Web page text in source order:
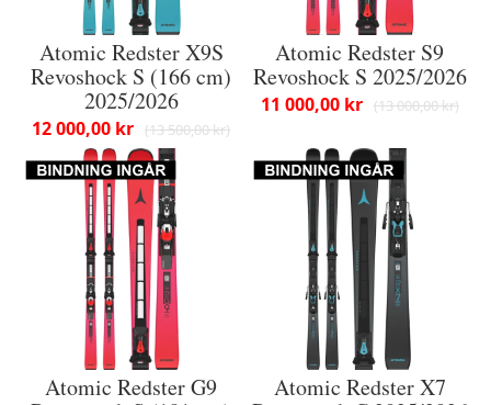
Atomic Redster X9S
Revoshock S (166 cm)
2025/2026
13 500,00 kr
12 000,00 kr
Atomic Redster S9
Revoshock S 2025/2026
13 000,00 kr
11 000,00 kr
Atomic Redster G9
Atomic Redster X7